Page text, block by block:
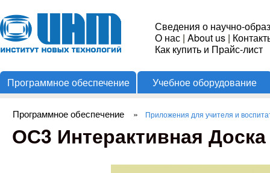
Институт
Новых
Технологий
Сведения о научно-
О нас | About us |
Как купить и Прайс-лист
Программное обеспечение Учебное оборудование
Вы здесь
Программное обеспечение » Приложения для учителя и
ОС3 Интерактивная Доска